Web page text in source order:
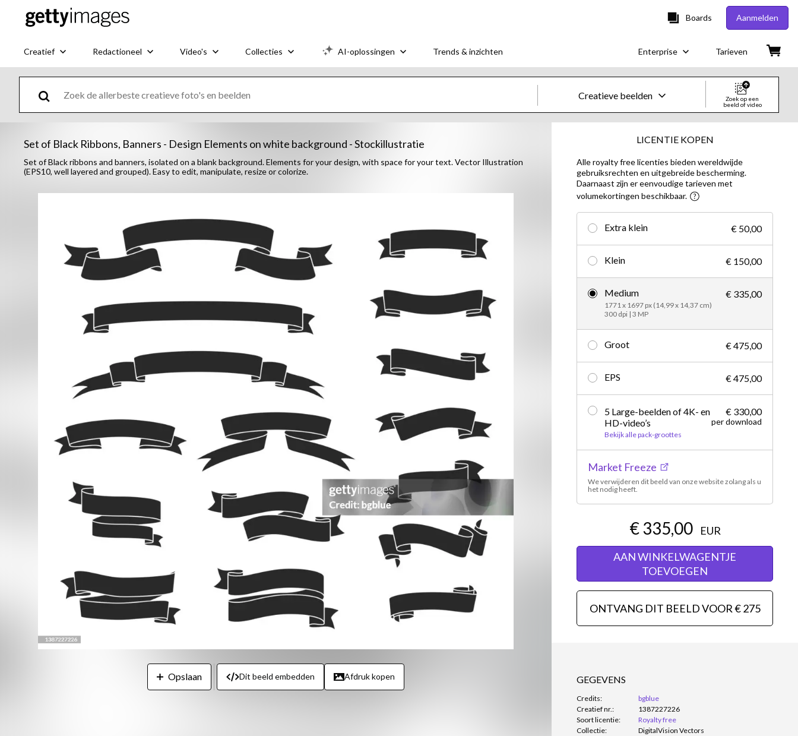
Boards Aanmelden
Creatief Redactioneel Video's Collecties AI-oplossingen Trends & inzichten Enterprise Tarieven
Creatieve beelden
Beelden
Creatief
Creatief
Redactioneel
Zoek op een
beeld of video
Set of Black Ribbons, Banners - Design Elements on white background - Stockillustratie
Set of Black ribbons and banners, isolated on a blank background. Elements for your design, with space for your text. Vector Illustration
(EPS10, well layered and grouped). Easy to edit, manipulate, resize or colorize.
Opslaan Dit beeld embedden Afdruk kopen
LICENTIE KOPEN
Alle royalty free licenties bieden wereldwijde
gebruiksrechten en uitgebreide bescherming.
Daarnaast zijn er eenvoudige tarieven met
volumekortingen beschikbaar.
Extra klein € 50,00
Klein € 150,00
Medium
1771 x 1697 px (14,99 x 14,37 cm)
300 dpi | 3 MP
€ 335,00
Groot € 475,00
EPS € 475,00
5 Large-beelden of 4K- en
HD-video’s
Bekijk alle pack-groottes
€ 330,00
per download
Market Freeze
We verwijderen dit beeld van onze website zolang als u
het nodig heeft.
€ 335,00
EUR
AAN WINKELWAGENTJE
TOEVOEGEN
ONTVANG DIT BEELD VOOR € 275
GEGEVENS
Credits:
bgblue
Creatief nr.:
1387227226
Soort licentie:
Royalty free
Collectie:
DigitalVision Vectors